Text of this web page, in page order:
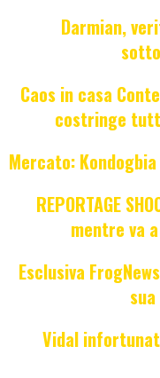
Darmian,
Caos in casa
costringe
Mercato:
REPORTAGE
mentre va
Esclusiva
Vidal